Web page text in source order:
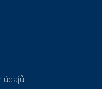
údajů